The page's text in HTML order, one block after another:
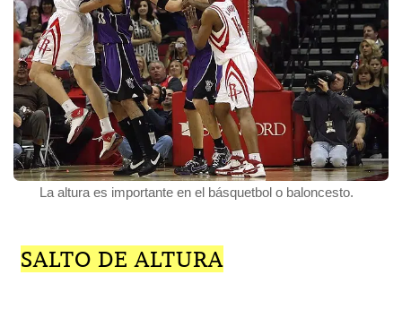
La altura es importante en el básquetbol o baloncesto.
SALTO DE ALTURA